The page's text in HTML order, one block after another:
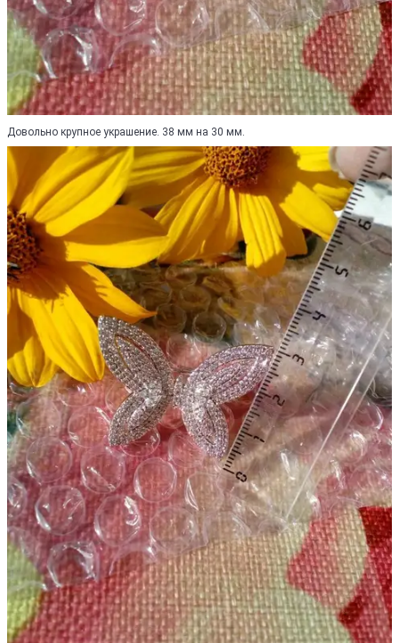
Довольно крупное украшение. 38 мм на 30 мм.